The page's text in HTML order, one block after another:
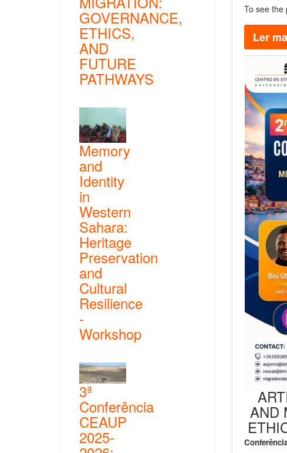
GOVERNANCE,
ETHICS,
AND
FUTURE
PATHWAYS
Memory
and
Identity
in
Western
Sahara:
Heritage
Preservation
and
Cultural
Resilience
-
Workshop
3ª
Conferência
CEAUP
2025-
To see the
Ler
AND